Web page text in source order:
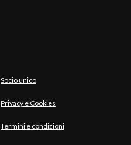
Socio unico
Privacy e Cookies
Termini e condizioni